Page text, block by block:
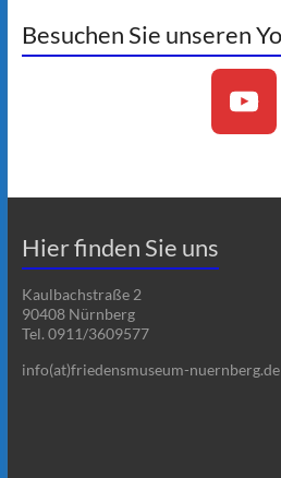
Besuchen Sie unseren
Hier finden Sie uns
Kaulbachstraße 2
90408 Nürnberg
Tel. 0911/3609577
info(at)friedensmuseum-nuernberg.de